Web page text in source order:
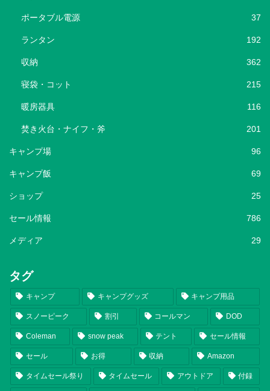
ポータブル電源 37
ランタン 192
収納 362
寝袋・コット 215
暖房器具 116
焚き火台・ナイフ・斧 201
キャンプ場 96
キャンプ飯 69
ショップ 25
セール情報 786
メディア 29
タグ
キャンプ キャンプグッズ キャンプ用品
スノーピーク 割引 コールマン DOD
Coleman snow peak テント セール情報
セール お得 収納 Amazon
タイムセール祭り タイムセール アウトドア 付録